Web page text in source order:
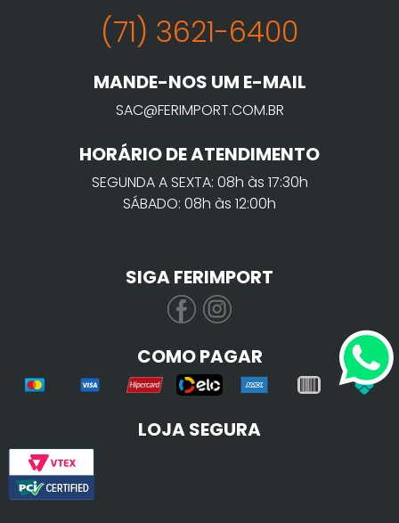
(71) 3621-6400
MANDE-NOS UM E-MAIL
SAC@FERIMPORT.COM.BR
HORÁRIO DE ATENDIMENTO
SEGUNDA A SEXTA: 08h às 17:30h
SÁBADO: 08h às 12:00h
SIGA FERIMPORT
COMO PAGAR
LOJA SEGURA